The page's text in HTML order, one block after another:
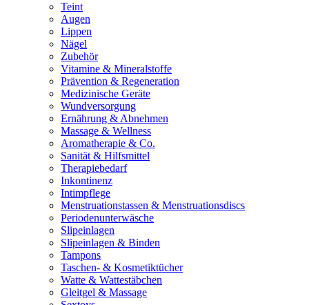
Teint
Augen
Lippen
Nägel
Zubehör
Vitamine & Mineralstoffe
Prävention & Regeneration
Medizinische Geräte
Wundversorgung
Ernährung & Abnehmen
Massage & Wellness
Aromatherapie & Co.
Sanität & Hilfsmittel
Therapiebedarf
Inkontinenz
Intimpflege
Menstruationstassen & Menstruationsdiscs
Periodenunterwäsche
Slipeinlagen
Slipeinlagen & Binden
Tampons
Taschen- & Kosmetiktücher
Watte & Wattestäbchen
Gleitgel & Massage